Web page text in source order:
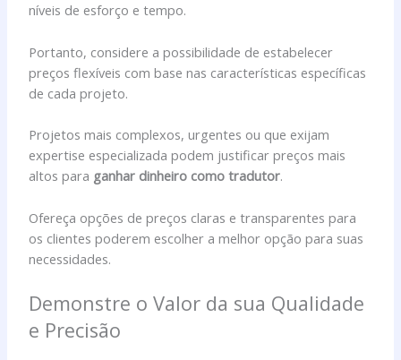
níveis de esforço e tempo.
Portanto, considere a possibilidade de estabelecer
preços flexíveis com base nas características específicas
de cada projeto.
Projetos mais complexos, urgentes ou que exijam
expertise especializada podem justificar preços mais
altos para ganhar dinheiro como tradutor.
Ofereça opções de preços claras e transparentes para
os clientes poderem escolher a melhor opção para suas
necessidades.
Demonstre o Valor da sua Qualidade
e Precisão